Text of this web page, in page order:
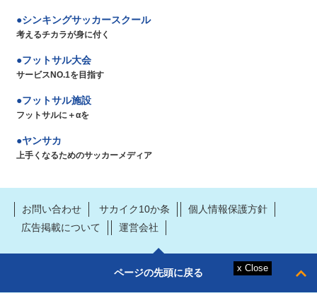
シンキングサッカースクール
考えるチカラが身に付く
フットサル大会
サービスNO.1を目指す
フットサル施設
フットサルに＋αを
ヤンサカ
上手くなるためのサッカーメディア
お問い合わせ サカイク10か条
個人情報保護方針
広告掲載について
運営会社
ページの先頭に戻る